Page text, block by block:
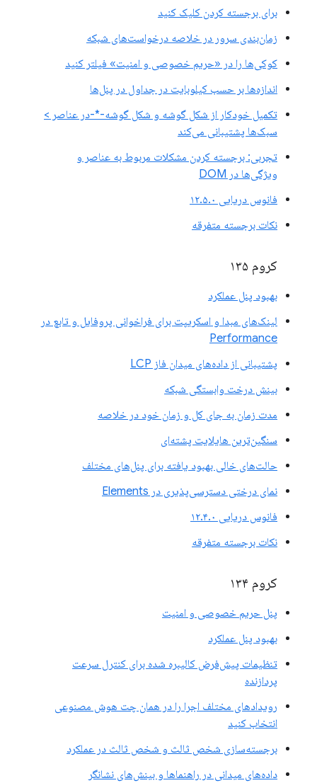
برای برجسته کردن کلیک کنید
زمان‌بندی سرور در خلاصه درخواست‌های شبکه
کوکی‌ها را در «حریم خصوصی و امنیت» فیلتر کنید
اندازه‌ها بر حسب کیلوبایت در جداول در پنل‌ها
تکمیل خودکار از شکل گوشه و شکل گوشه-*-در عناصر >
سبک‌ها پشتیبانی می‌کند
تجربی: برجسته کردن مشکلات مربوط به عناصر و
ویژگی‌ها در DOM
فانوس دریایی ۱۲.۵.۰
نکات برجسته متفرقه
کروم ۱۳۵
بهبود پنل عملکرد
لینک‌های مبدا و اسکریپت برای فراخوانی پروفایل و تابع در
Performance
پشتیبانی از داده‌های میدان فاز LCP
بینش درخت وابستگی شبکه
مدت زمان به جای کل و زمان خود در خلاصه
سنگین‌ترین هایلایت پشته‌ای
حالت‌های خالی بهبود یافته برای پنل‌های مختلف
نمای درختی دسترسی‌پذیری در Elements
فانوس دریایی ۱۲.۴.۰
نکات برجسته متفرقه
کروم ۱۳۴
پنل حریم خصوصی و امنیت
بهبود پنل عملکرد
تنظیمات پیش‌فرض کالیبره شده برای کنترل سرعت
پردازنده
رویدادهای مختلف اجرا را در همان چت هوش مصنوعی
انتخاب کنید
برجسته‌سازی شخص ثالث و شخص ثالث در عملکرد
داده‌های میدانی در راهنماها و بینش‌های نشانگر